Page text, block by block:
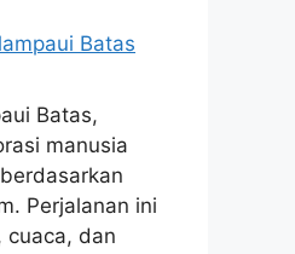
Batas,
manusia
Perjalanan ini
cuaca, dan